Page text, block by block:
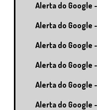
Alerta do Google
Alerta do Google
Alerta do Google
Alerta do Google
Alerta do Google
Alerta do Google